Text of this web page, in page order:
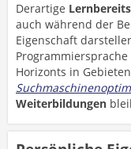
Derartige
auch während der
Eigenschaft
Programmiersprache
Horizonts in
Weiterbildungen